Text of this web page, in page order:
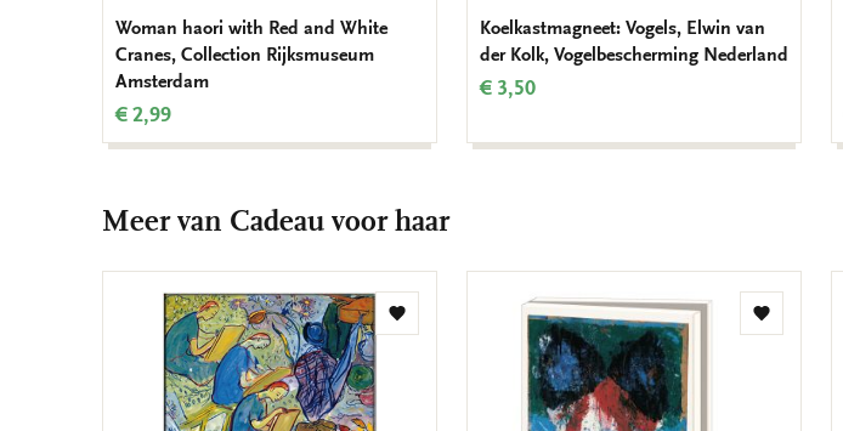
Woman haori with Red and White
Cranes, Collection Rijksmuseum
Amsterdam
€ 2,99
Koelkastmagneet: Vogels, Elwin van
der Kolk, Vogelbescherming Nederland
€ 3,50
Meer van Cadeau voor haar
Toevoegen
Toevoegen